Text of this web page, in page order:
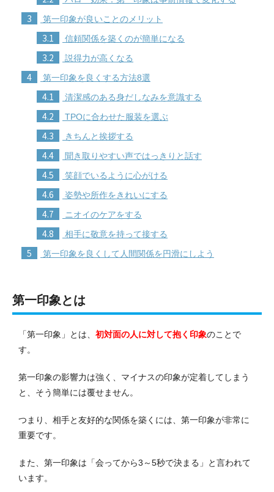
3 第一印象が良いことのメリット
3.1 信頼関係を築くのが簡単になる
3.2 説得力が高くなる
4 第一印象を良くする方法8選
4.1 清潔感のある身だしなみを意識する
4.2 TPOに合わせた服装を選ぶ
4.3 きちんと挨拶する
4.4 聞き取りやすい声ではっきりと話す
4.5 笑顔でいるように心がける
4.6 姿勢や所作をきれいにする
4.7 ニオイのケアをする
4.8 相手に敬意を持って接する
5 第一印象を良くして人間関係を円滑にしよう
第一印象とは
「第一印象」とは、 初対面の人に対して抱く印象のことで
す。
第一印象の影響力は強く、マイナスの印象が定着してしまう
と、そう簡単には覆せません。
つまり、相手と友好的な関係を築くには、第一印象が非常に
重要です。
また、第一印象は「会ってから3～5秒で決まる」と言われて
います。